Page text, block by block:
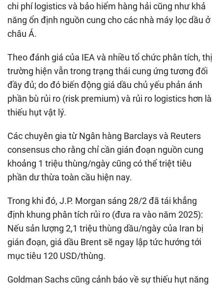
chi phí logistics và bảo hiểm hàng hải cũng như khả
năng ổn định nguồn cung cho các nhà máy lọc dầu ở
châu Á.
Theo đánh giá của IEA và nhiều tổ chức phân tích, thị
trường hiện vẫn trong trạng thái cung ứng tương đối
đầy đủ; do đó biến động giá dầu chủ yếu phản ánh
phần bù rủi ro (risk premium) và rủi ro logistics hơn là
thiếu hụt vật lý.
Các chuyên gia từ Ngân hàng Barclays và Reuters
consensus cho rằng chỉ cần gián đoạn nguồn cung
khoảng 1 triệu thùng/ngày cũng có thể triệt tiêu
phần dư thừa toàn cầu hiện nay.
Trong khi đó, J.P. Morgan sáng 28/2 đã tái khẳng
định khung phân tích rủi ro (đưa ra vào năm 2025):
Nếu sản lượng 2,1 triệu thùng dầu/ngày của Iran bị
gián đoạn, giá dầu Brent sẽ ngay lập tức hướng tới
mục tiêu 120 USD/thùng.
Goldman Sachs cũng cảnh báo về sự thiếu hụt năng